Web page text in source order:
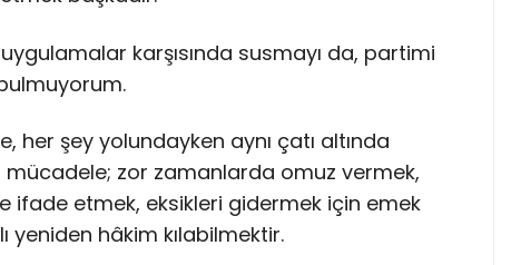
karşısında susmayı da, partimi
her şey yolundayken aynı çatı altında
mücadele; zor zamanlarda omuz vermek,
ifade etmek, eksikleri gidermek için emek
yeniden hâkim kılabilmektir.